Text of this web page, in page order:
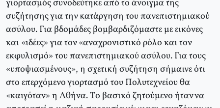
γιορτασμός συνοδεύτηκε από το άνοιγμα της
συζήτησης για την κατάργηση του πανεπιστημιακού
ασύλου. Για βδομάδες βομβαρδιζόμαστε με εικόνες
και «ιδέες» για τον «αναχρονιστικό ρόλο και τον
εκφυλισμό» του πανεπιστημιακού ασύλου. Για τους
«υποψιασμένους», η σχετική συζήτηση σήμαινε ότι
στο επερχόμενο γιορτασμό του Πολυτεχνείου θα
«καιγόταν» η Aθήνα. Tο βασικό ζητούμενο ήταν να